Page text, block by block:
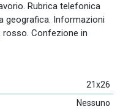
Rubrica telefonica
geografica. Informazioni
rosso. Confezione in
21x26
Nessuno